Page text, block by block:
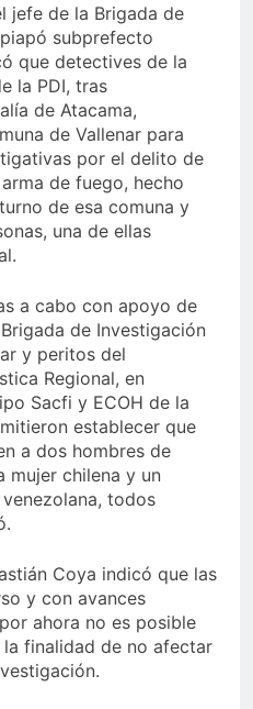
jefe de la Brigada de
subprefecto
que detectives de la
la PDI, tras
de Atacama,
de Vallenar para
por el delito de
de fuego, hecho
de esa comuna y
una de ellas
a cabo con apoyo de
de Investigación
y peritos del
Regional, en
Sacfi y ECOH de la
establecer que
a dos hombres de
mujer chilena y un
todos
Coya indicó que las
y con avances
ahora no es posible
finalidad de no afectar